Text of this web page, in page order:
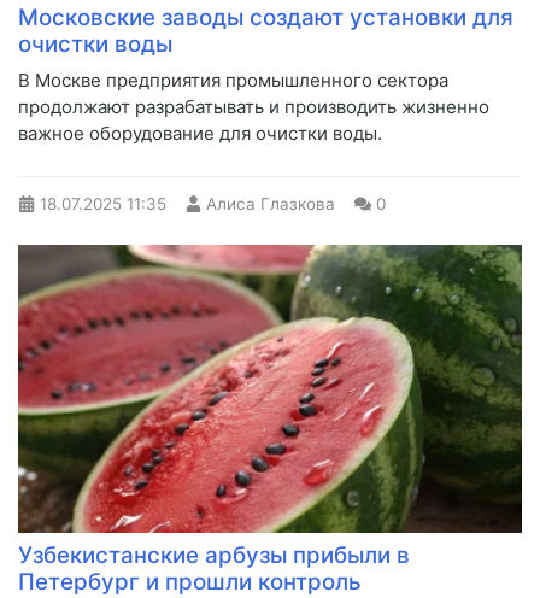
Московские заводы создают установки для
очистки воды
В Москве предприятия промышленного сектора
продолжают разрабатывать и производить жизненно
важное оборудование для очистки воды.
18.07.2025 11:35 Алиса Глазкова 0
Узбекистанские арбузы прибыли в
Петербург и прошли контроль